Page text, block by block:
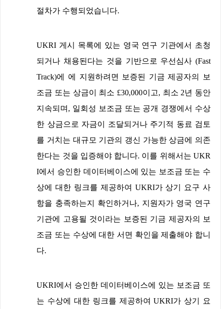
절차가 수행되었습니다.
UKRI게시 목록에 있는 영국 연구 기관에서 초청
되거나 채용된다는 것을 기반으로 우선심사 (Fast
Track)에 에 지원하려면 보증된 기금 제공자의 보
조금 또는 상금이 최소 £30,000이고, 최소 2년 동안
지속되며 , 일회성 보조금 또는 공개 경쟁에서 수상
한 상금으로 자금이 조달되거나 주기적 동료 검토
를 거치는 대규모 기관의 갱신 가능한 상금에 의존
한다는 것을 입증해야 합니다. 이를 위해서는 UKR
I에서 승인한 데이터베이스에 있는 보조금 또는 수
상에 대한 링크를 제공하여 UKRI가 상기 요구 사
항을 충족하는지 확인하거나, 지원자가 영국 연구
기관에 고용될 것이라는 보증된 기금 제공자의 보
조금 또는 수상에 대한 서면 확인을 제출해야 합니
다.
UKRI에서 승인한 데이터베이스에 있는 보조금 또
는 수상에 대한 링크를 제공하여 UKRI가 상기 요